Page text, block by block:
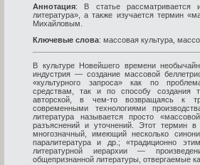
Аннотация: В статье рассматривается
литература», а также изучается термин
Михайловым.
Ключевые слова: массовая культура,
В культуре Новейшего времени
индустрия — создание массовой
«культурного запроса» как по
средствам, так и по способу создания
авторской, в чем-то возвращаясь к
современными технологиями
литература называется просто
разъяснений и уточнений. Этот термин в
многозначный, имеющий несколько
паралитература и др.; «традиционно
литературной иерархии —
общепризнанной литературы, отвергаемые